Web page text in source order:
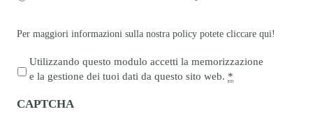
Per maggiori informazioni sulla nostra policy potete cliccare qui!
r
v
Utilizzando questo modulo accetti la memorizzazione
e la gestione dei tuoi dati da questo sito web. *
CAPTCHA